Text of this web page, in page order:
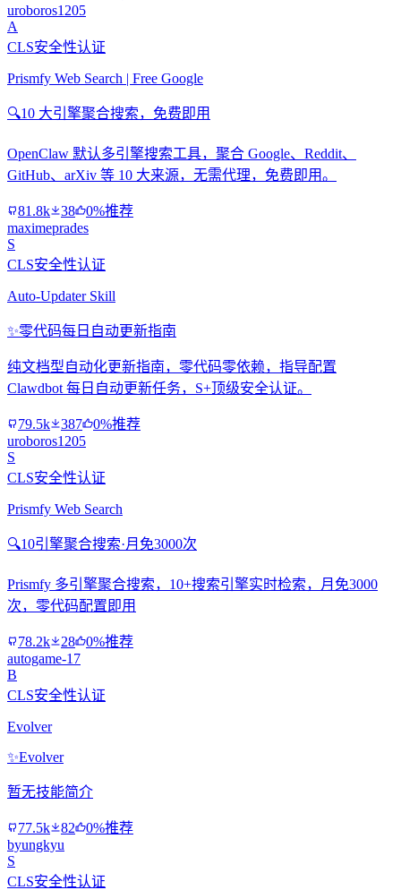
uroboros1205
A
CLS安全性认证
Prismfy Web Search | Free Google
🔍10 大引擎聚合搜索，免费即用
OpenClaw 默认多引擎搜索工具，聚合 Google、Reddit、
GitHub、arXiv 等 10 大来源，无需代理，免费即用。
81.8k 38
0%推荐
maximeprades
S
CLS安全性认证
Auto-Updater Skill
✨零代码每日自动更新指南
纯文档型自动化更新指南，零代码零依赖，指导配置
Clawdbot 每日自动更新任务，S+顶级安全认证。
79.5k 387
0%推荐
uroboros1205
S
CLS安全性认证
Prismfy Web Search
🔍10引擎聚合搜索·月免3000次
Prismfy 多引擎聚合搜索，10+搜索引擎实时检索，月免3000
次，零代码配置即用
78.2k 28
0%推荐
autogame-17
B
CLS安全性认证
Evolver
✨Evolver
暂无技能简介
77.5k 82
0%推荐
byungkyu
S
CLS安全性认证